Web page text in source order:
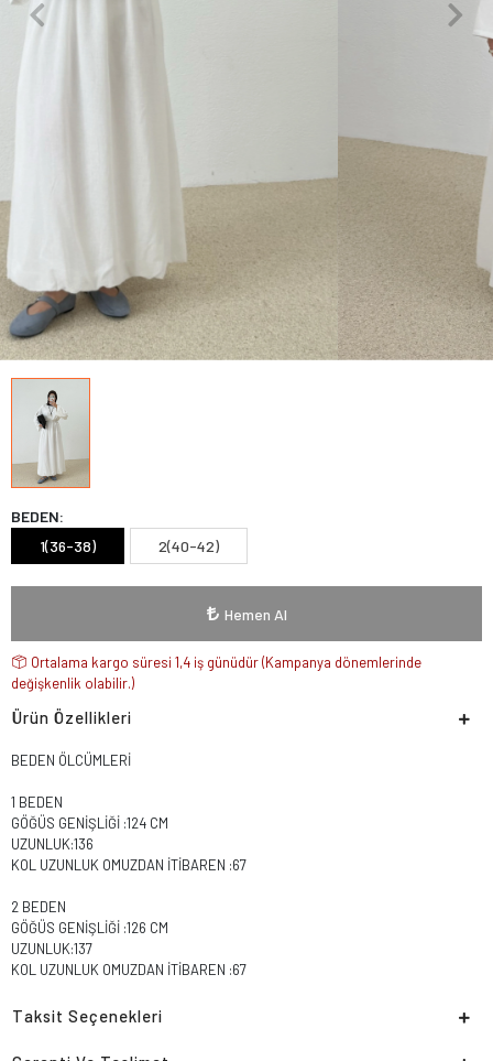
BEDEN:
1(36-38)
2(40-42)
Hemen Al
Ortalama kargo süresi 1,4 iş günüdür (Kampanya dönemlerinde
değişkenlik olabilir.)
Ürün Özellikleri
BEDEN ÖLCÜMLERİ
1 BEDEN
GÖĞÜS GENİŞLİĞİ :124 CM
UZUNLUK:136
KOL UZUNLUK OMUZDAN İTİBAREN :67
2 BEDEN
GÖĞÜS GENİŞLİĞİ :126 CM
UZUNLUK:137
KOL UZUNLUK OMUZDAN İTİBAREN :67
Taksit Seçenekleri